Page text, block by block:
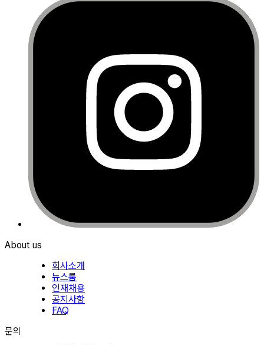
About us
회사소개
뉴스룸
인재채용
공지사항
FAQ
문의